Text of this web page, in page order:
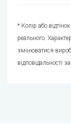
* Колір або
реального.
змінюватися
відповідальності